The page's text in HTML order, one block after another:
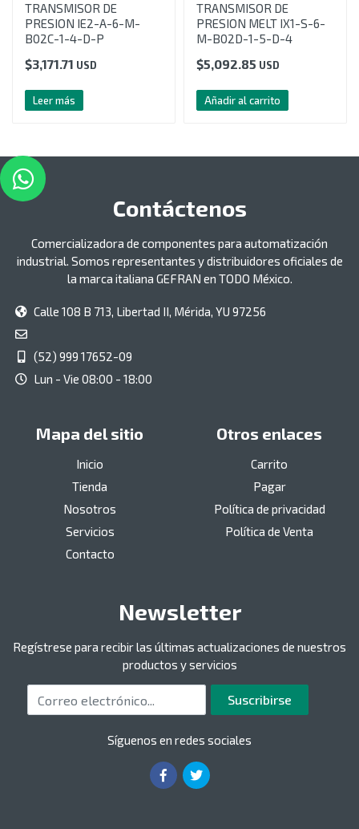
TRANSMISOR DE
PRESION IE2-A-6-M-
B02C-1-4-D-P
$3,171.71 USD
Leer más
TRANSMISOR DE
PRESION MELT IX1-S-6-
M-B02D-1-5-D-4
$5,092.85 USD
Añadir al carrito
Contáctenos
Comercializadora de componentes para automatización
industrial. Somos representantes y distribuidores oficiales de
la marca italiana GEFRAN en TODO México.
Calle 108 B 713, Libertad II, Mérida, YU 97256
(52) 999 17652-09
Lun - Vie 08:00 - 18:00
Mapa del sitio
Inicio
Tienda
Nosotros
Servicios
Contacto
Otros enlaces
Carrito
Pagar
Política de privacidad
Política de Venta
Newsletter
Regístrese para recibir las últimas actualizaciones de nuestros
productos y servicios
Correo electrónico Suscribirse
Síguenos en redes sociales